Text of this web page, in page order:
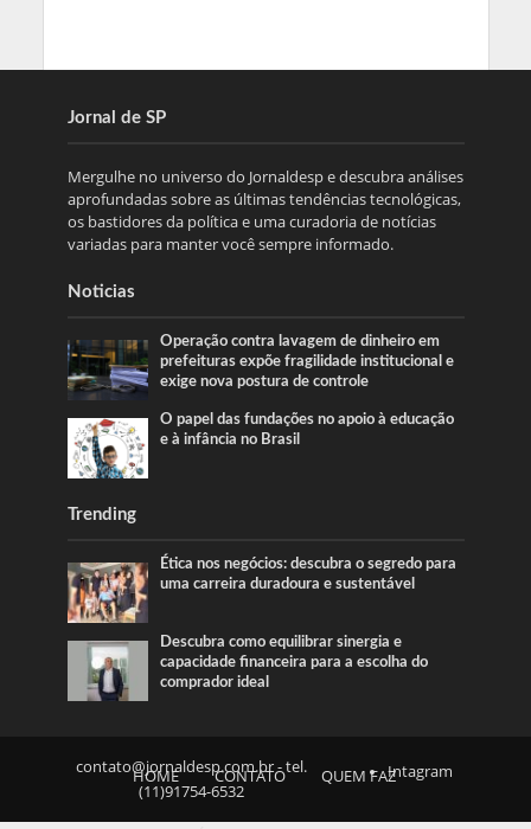
Jornal de SP
Mergulhe no universo do Jornaldesp e descubra análises
aprofundadas sobre as últimas tendências tecnológicas,
os bastidores da política e uma curadoria de notícias
variadas para manter você sempre informado.
Noticias
Operação contra lavagem de dinheiro em
prefeituras expõe fragilidade institucional e
exige nova postura de controle
O papel das fundações no apoio à educação
e à infância no Brasil
Trending
Ética nos negócios: descubra o segredo para
uma carreira duradoura e sustentável
Descubra como equilibrar sinergia e
capacidade financeira para a escolha do
comprador ideal
contato@jornaldesp.com.br- tel.
(11)91754-6532
Intagram
HOME CONTATO QUEM FAZ